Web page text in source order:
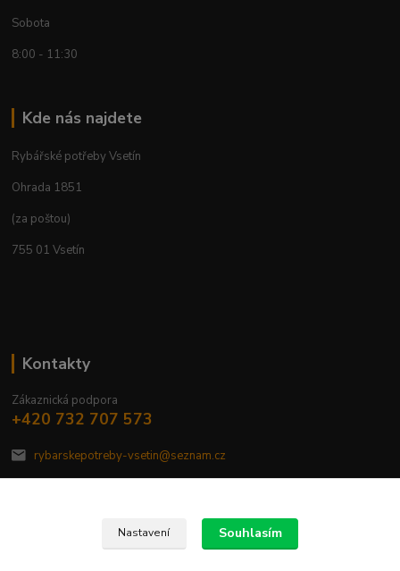
Sobota
8:00 - 11:30
Kde nás najdete
Rybářské potřeby Vsetín
Ohrada 1851
(za poštou)
755 01 Vsetín
Kontakty
Zákaznická podpora
+420 732 707 573
rybarskepotreby-vsetin@seznam.cz
Nastavení Souhlasím